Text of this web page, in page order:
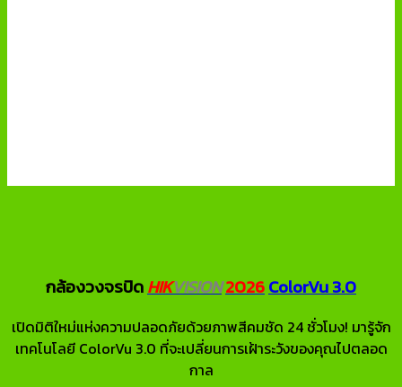
กล้องวงจรปิดHIKVISION2026ColorVu 3.0
เปิดมิติใหม่แห่งความปลอดภัยด้วยภาพสีคมชัด 24 ชั่วโมง! มารู้จัก
เทคโนโลยี ColorVu 3.0 ที่จะเปลี่ยนการเฝ้าระวังของคุณไปตลอด
กาล